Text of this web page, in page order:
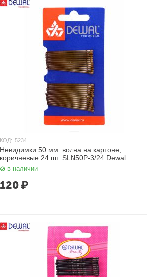
КОД: 5234
Невидимки 50 мм. волна на картоне,
коричневые 24 шт. SLN50P-3/24 Dewal
в наличии
120 ₽